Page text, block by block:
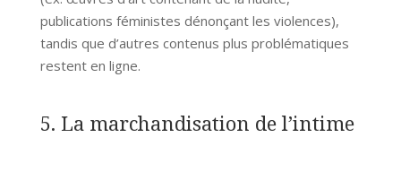
publications féministes dénonçant les violences),
tandis que d’autres contenus plus problématiques
restent en ligne.
5. La marchandisation de l’intime